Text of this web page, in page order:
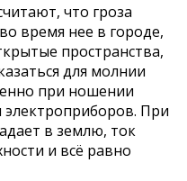
что гроза
время нее в городе,
пространства,
для молнии
при ношении
электроприборов. При
в землю, ток
и всё равно